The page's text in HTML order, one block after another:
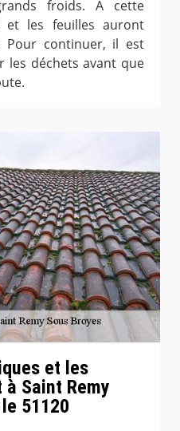
froids. À cette
et les feuilles auront
continuer, il est
les déchets avant que
et les
Saint Remy
51120